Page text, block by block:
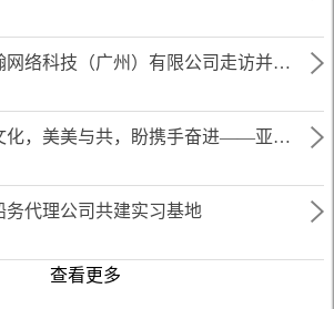
亚非学院师生赴锦翰网络科技（广州）有限公司走访并洽谈校企合作
寓教于乐，享韩国文化，美美与共，盼携手奋进——亚非学院朝鲜语系师生参观韩国旅游发展局广州办事处
务代理公司共建实习基地
查看更多